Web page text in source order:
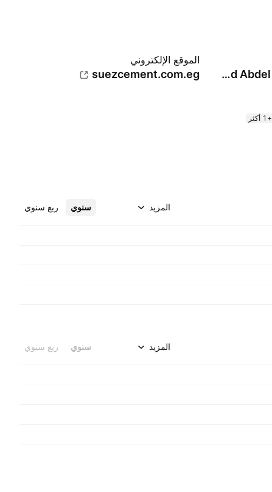
Mohamed Abdel Rahem El Sayed Hegazy
الموقع الإلكتروني
suezcement.com.eg
+1 أكثر
سنوي ربع سنوي المزيد
سنوي ربع سنوي المزيد